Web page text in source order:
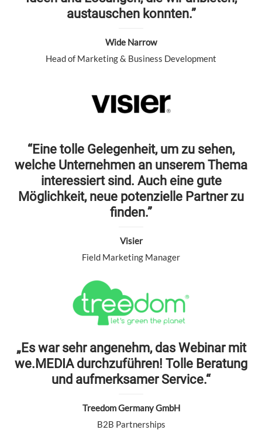
austauschen konnten.”
Wide Narrow
Head of Marketing & Business Development
“Eine tolle Gelegenheit, um zu sehen,
welche Unternehmen an unserem Thema
interessiert sind. Auch eine gute
Möglichkeit, neue potenzielle Partner zu
finden.”
Visier
Field Marketing Manager
„Es war sehr angenehm, das Webinar mit
we.MEDIA durchzuführen! Tolle Beratung
und aufmerksamer Service.“
Treedom Germany GmbH
B2B Partnerships